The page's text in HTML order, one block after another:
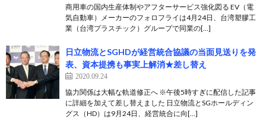
商用車の国内生産体制やアフターサービス強化図る EV（電
気自動車）メーカーのフォロフライは4月24日、台湾塑膠工
業（台湾プラスチック）グループで同業の[…]
日立物流とSGHDが経営統合協議の当面見送りを発
表、資本提携も事実上解消★差し替え
2020.09.24
協力関係は大幅な軌道修正へ ※午後5時すぎに配信した記事
に詳細を加えて差し替えました 日立物流とSGホールディン
グス（HD）は9月24日、経営統合に向[…]